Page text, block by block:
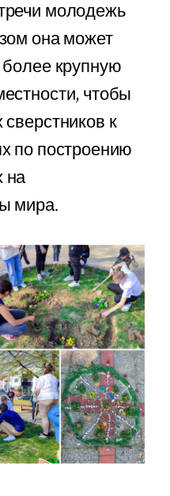
молодежь
она может
крупную
чтобы
к
по построению
на
мира.